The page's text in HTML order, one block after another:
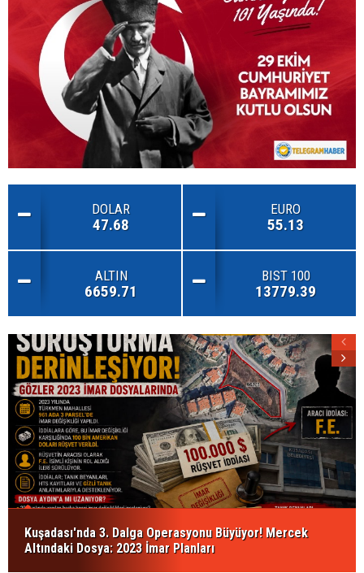
DOLAR
47.68
EURO
55.13
ALTIN
6659.71
BIST 100
13779.39
Kuşadası'nda 3. Dalga Operasyonu Büyüyor! Mercek
Altındaki Dosya: 2023 İmar Planları